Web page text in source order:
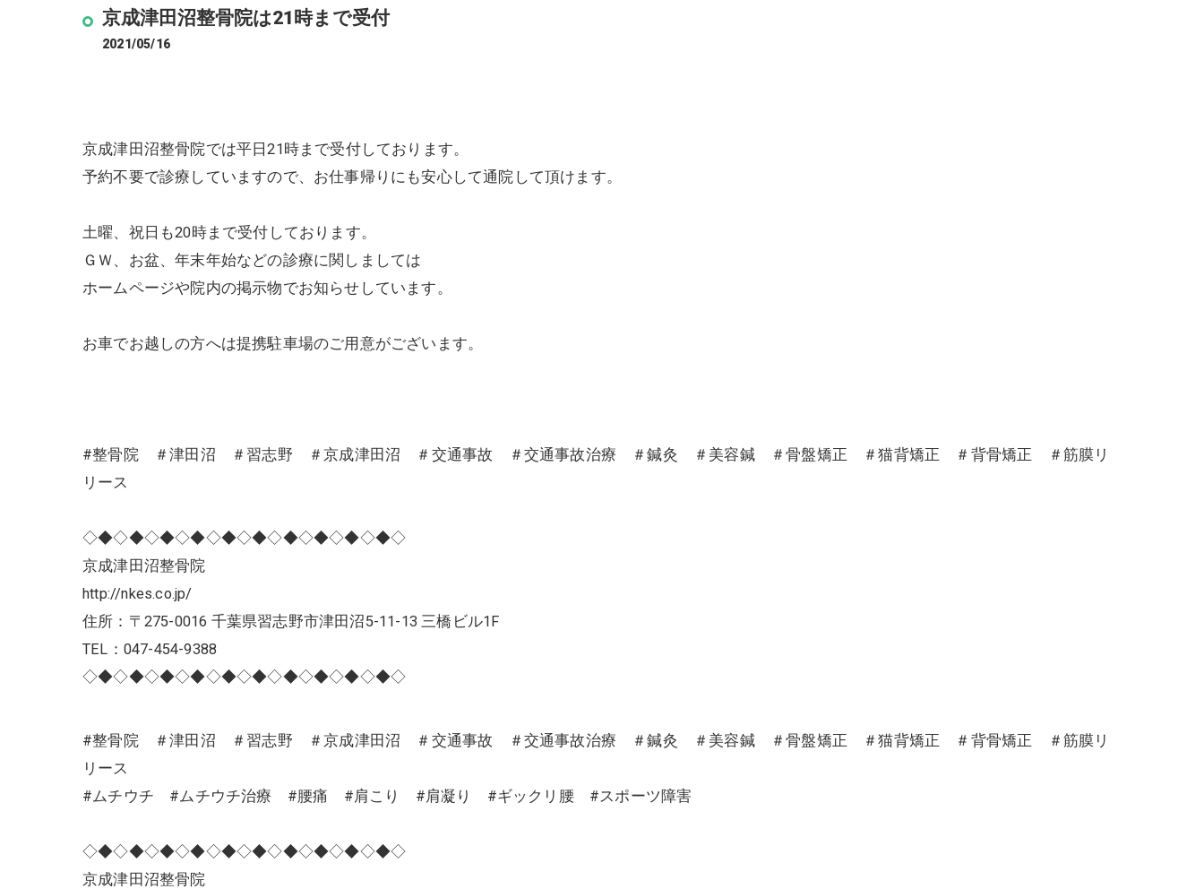
京成津田沼整骨院は21時まで受付
2021/05/16
京成津田沼整骨院では平日21時まで受付しております。
予約不要で診療していますので、お仕事帰りにも安心して通院して頂けます。
土曜、祝日も20時まで受付しております。
ＧＷ、お盆、年末年始などの診療に関しましては
ホームページや院内の掲示物でお知らせしています。
お車でお越しの方へは提携駐車場のご用意がございます。
#整骨院 ＃津田沼 ＃習志野 ＃京成津田沼 ＃交通事故 ＃交通事故治療 ＃鍼灸 ＃美容鍼 ＃骨盤矯正 ＃猫背矯正 ＃背骨矯正 ＃筋膜リ
リース
◇◆◇◆◇◆◇◆◇◆◇◆◇◆◇◆◇◆◇◆◇
京成津田沼整骨院
http://nkes.co.jp/
住所：〒275-0016 千葉県習志野市津田沼5-11-13 三橋ビル1F
TEL：047-454-9388
◇◆◇◆◇◆◇◆◇◆◇◆◇◆◇◆◇◆◇◆◇
#整骨院 ＃津田沼 ＃習志野 ＃京成津田沼 ＃交通事故 ＃交通事故治療 ＃鍼灸 ＃美容鍼 ＃骨盤矯正 ＃猫背矯正 ＃背骨矯正 ＃筋膜リ
リース
#ムチウチ #ムチウチ治療 #腰痛 #肩こり #肩凝り #ギックリ腰 #スポーツ障害
◇◆◇◆◇◆◇◆◇◆◇◆◇◆◇◆◇◆◇◆◇
京成津田沼整骨院